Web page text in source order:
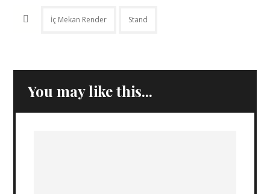
İç Mekan Render Stand
You may like this...